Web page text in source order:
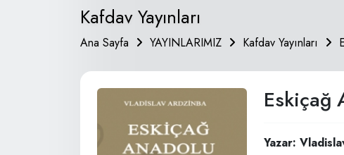
Kafdav Yayınları
Ana Sayfa YAYINLARIMIZ Kafdav Yayınları
Eskiçağ
Yazar: